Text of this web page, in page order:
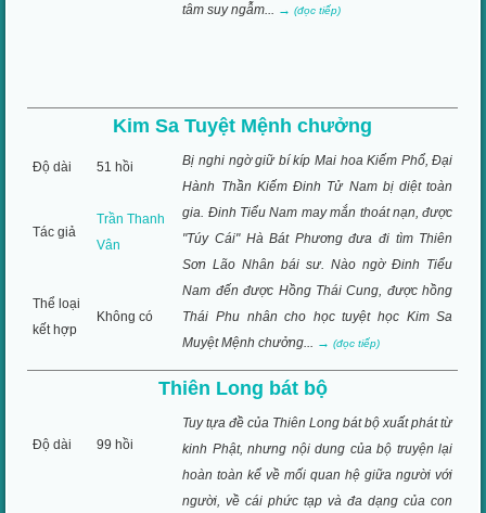
tâm suy ngẫm... →(đọc tiếp)
Kim Sa Tuyệt Mệnh chưởng
Độ dài 51 hồi
Bị nghi ngờ giữ bí kíp Mai hoa Kiếm Phổ, Đại
Hành Thần Kiếm Đinh Tử Nam bị diệt toàn
gia. Đinh Tiểu Nam may mắn thoát nạn, được
"Túy Cái" Hà Bát Phương đưa đi tìm Thiên
Sơn Lão Nhân bái sư. Nào ngờ Đinh Tiểu
Nam đến được Hồng Thái Cung, được hồng
Thái Phu nhân cho học tuyệt học Kim Sa
Muyệt Mệnh chưởng... →(đọc tiếp)
Tác giả
Trần Thanh
Vân
Thể loại
kết hợp
Không có
Thiên Long bát bộ
Độ dài 99 hồi
Tuy tựa đề của Thiên Long bát bộ xuất phát từ
kinh Phật, nhưng nội dung của bộ truyện lại
hoàn toàn kể về mối quan hệ giữa người với
người, về cái phức tạp và đa dạng của con